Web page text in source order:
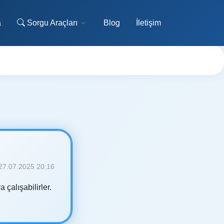
Sorgu Araçları Blog İletişim
20:16
çalışabilirler.